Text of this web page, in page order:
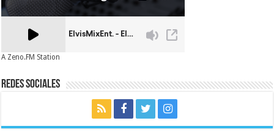
A Zeno.FM Station
Redes Sociales